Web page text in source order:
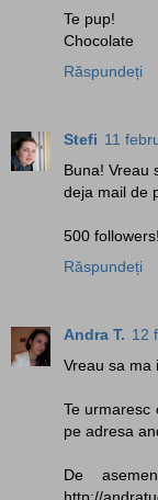
Te pup!
Chocolate
Răspundeți
Stefi 11
Buna! Vreau
deja mail de
500
Răspundeți
Andra T. 12
Vreau sa ma
Te urmaresc
pe adresa
De
http://